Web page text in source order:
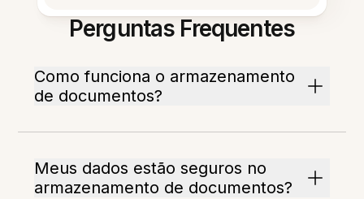
Perguntas Frequentes
Como funciona o armazenamento
de documentos?
Meus dados estão seguros no
armazenamento de documentos?